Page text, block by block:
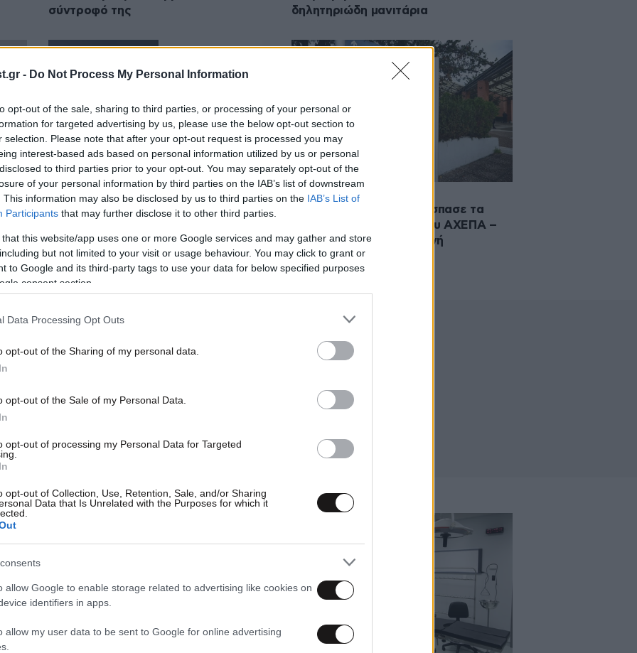
- Do Not Process My Personal Information
opt-out of the sale, sharing to third parties, or processing of your personal or
for targeted advertising by us, please use the below opt-out section to
selection. Please note that after your opt-out request is processed you may
interest-based ads based on personal information utilized by us or personal
to third parties prior to your opt-out. You may separately opt-out of the
of your personal information by third parties on the IAB’s list of downstream
This information may also be disclosed by us to third parties on the IAB’s List of
Participants that may further disclose it to other third parties.
that this website/app uses one or more Google services and may gather and store
but not limited to your visit or usage behaviour. You may click to grant or
to Google and its third-party tags to use your data for below specified purposes
consent section.
Data Processing Opt Outs
opt-out of the Sharing of my personal data.
opt-out of the Sale of my Personal Data.
opt-out of processing my Personal Data for Targeted
opt-out of Collection, Use, Retention, Sale, and/or Sharing
Data that Is Unrelated with the Purposes for which it
allow Google to enable storage related to advertising like cookies on
identifiers in apps.
allow my user data to be sent to Google for online advertising
σύντροφό της
δηλητηριώδη μανιτάρια
27·08·2025 19:15
Η Αντιπεριφέρεια Θεσσαλονίκης
κλινικών του νοσοκομείου «ΑΧΕΠΑ»
28·04·2025 16:38
Καταδικάστηκε επειδή έσπασε τα
τζάμια στα επείγοντα του ΑΧΕΠΑ –
Τον εξαγρίωσε η αναμονή